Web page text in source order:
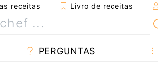
receitas Livro de receitas
PERGUNTAS